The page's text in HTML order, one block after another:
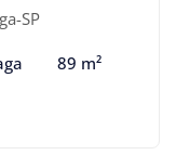
SP
89 m²